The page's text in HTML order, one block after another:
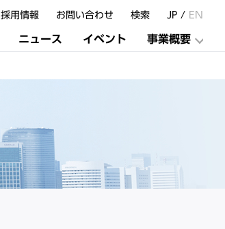
ニュース イベント 事業概要
採用情報 お問い合わせ 検索 JP / EN